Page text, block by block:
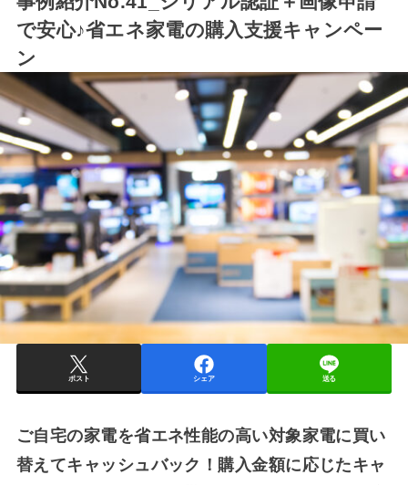
で安心♪省エネ家電の購入支援キャンペー
ン
ポスト シェア 送る
ご自宅の家電を省エネ性能の高い対象家電に買い
替えてキャッシュバック！購入金額に応じたキャ